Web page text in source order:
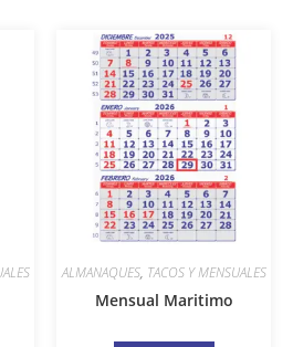
ALMANAQUES, TACOS Y MENSUALES
Mensual Maritimo